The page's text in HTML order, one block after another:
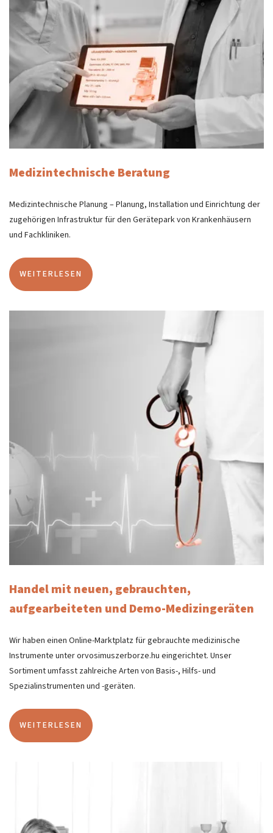
Medizintechnische Beratung
Medizintechnische Planung – Planung, Installation und Einrichtung der
zugehörigen Infrastruktur für den Gerätepark von Krankenhäusern
und Fachkliniken.
WEITERLESEN
Handel mit neuen, gebrauchten,
aufgearbeiteten und Demo-Medizingeräten
Wir haben einen Online-Marktplatz für gebrauchte medizinische
Instrumente unter orvosimuszerborze.hu eingerichtet. Unser
Sortiment umfasst zahlreiche Arten von Basis-, Hilfs- und
Spezialinstrumenten und -geräten.
WEITERLESEN